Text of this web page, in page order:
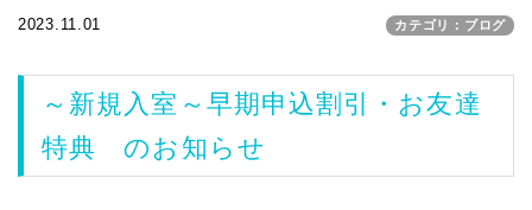
2023.11.01 カテゴリ：ブログ
～新規入室～早期申込割引・お友達
特典 のお知らせ